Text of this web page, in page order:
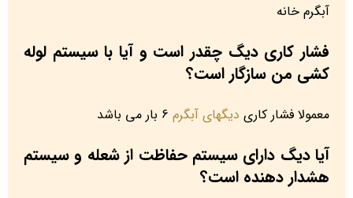
آبگرم خانه
فشار کاری دیگ چقدر است و آیا با سیستم لوله
کشی من سازگار است؟
معمولا فشار کاری دیگهای آبگرم
آیا دیگ دارای سیستم حفاظت از شعله و سیستم
هشدار دهنده است؟